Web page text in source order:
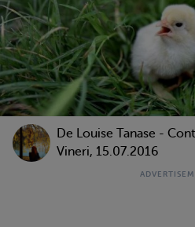
De Louise Tanase -
Vineri, 15.07.2016